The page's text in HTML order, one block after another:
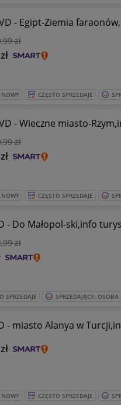
- Egipt-Ziemia
,99 zł
zł
CZĘSTO SPRZEDAJE
- Wieczne miasto-
,99 zł
zł
CZĘSTO SPRZEDAJE
- Do Małopol-ski,info
,99 zł
SPRZEDAJE SPRZEDAJĄCY: OSOBA
- miasto Alanya w
zł
CZĘSTO SPRZEDAJE